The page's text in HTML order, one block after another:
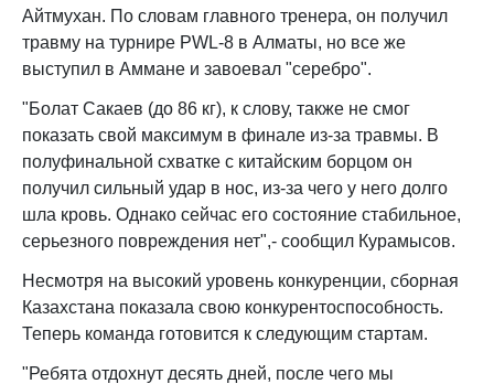
Айтмухан. По словам главного тренера, он получил
травму на турнире PWL-8 в Алматы, но все же
выступил в Аммане и завоевал "серебро".
"Болат Сакаев (до 86 кг), к слову, также не смог
показать свой максимум в финале из-за травмы. В
полуфинальной схватке с китайским борцом он
получил сильный удар в нос, из-за чего у него долго
шла кровь. Однако сейчас его состояние стабильное,
серьезного повреждения нет",- сообщил Курамысов.
Несмотря на высокий уровень конкуренции, сборная
Казахстана показала свою конкурентоспособность.
Теперь команда готовится к следующим стартам.
"Ребята отдохнут десять дней, после чего мы